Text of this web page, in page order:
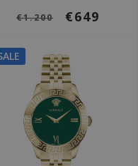
€1.200 €649